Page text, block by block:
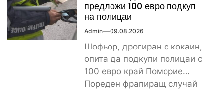
предложи 100 евро подкуп
на полицаи
Admin 09.08.2026
Шофьор, дрогиран с кокаин,
опита да подкупи полицаи с
100 евро край Поморие
Пореден фрапиращ случай